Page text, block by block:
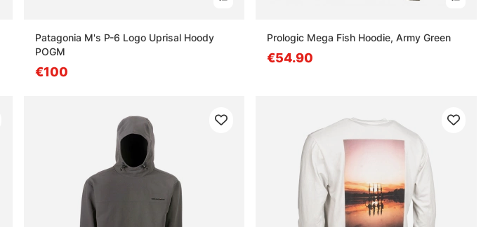
Patagonia M's P-6 Logo Uprisal Hoody
POGM
€100
Prologic Mega Fish Hoodie, Army Green
€54.90